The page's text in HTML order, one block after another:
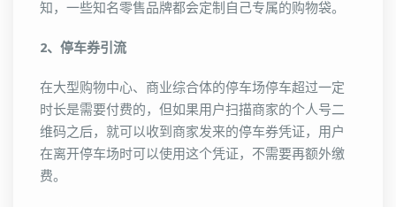
知，一些知名零售品牌都会定制自己专属的购物袋。
2、停车券引流
在大型购物中心、商业综合体的停车场停车超过一定
时长是需要付费的，但如果用户扫描商家的个人号二
维码之后，就可以收到商家发来的停车券凭证，用户
在离开停车场时可以使用这个凭证，不需要再额外缴
费。